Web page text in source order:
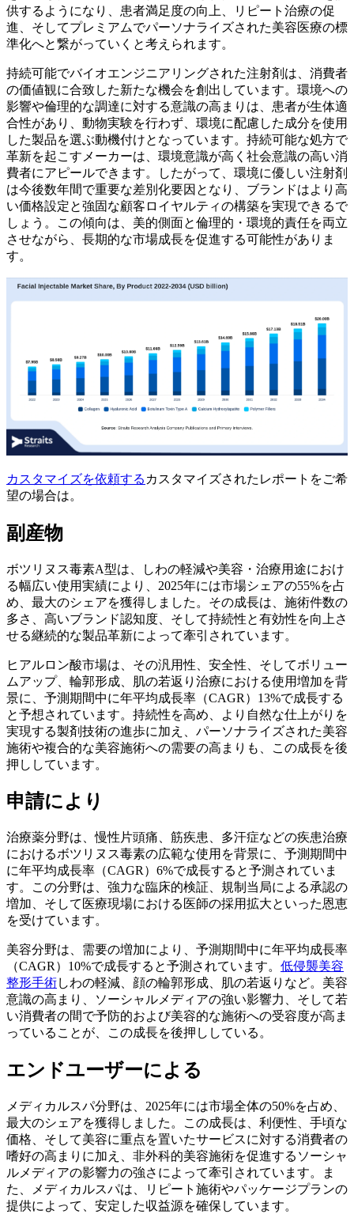
供するようになり、患者満足度の向上、リピート治療の促
進、そしてプレミアムでパーソナライズされた美容医療の標
準化へと繋がっていくと考えられます。
持続可能でバイオエンジニアリングされた注射剤は、消費者
の価値観に合致した新たな機会を創出しています。環境への
影響や倫理的な調達に対する意識の高まりは、患者が生体適
合性があり、動物実験を行わず、環境に配慮した成分を使用
した製品を選ぶ動機付けとなっています。持続可能な処方で
革新を起こすメーカーは、環境意識が高く社会意識の高い消
費者にアピールできます。したがって、環境に優しい注射剤
は今後数年間で重要な差別化要因となり、ブランドはより高
い価格設定と強固な顧客ロイヤルティの構築を実現できるで
しょう。この傾向は、美的側面と倫理的・環境的責任を両立
させながら、長期的な市場成長を促進する可能性がありま
す。
カスタマイズを依頼する カスタマイズされたレポートをご希
望の場合は。
副産物
ボツリヌス毒素A型は、しわの軽減や美容・治療用途におけ
る幅広い使用実績により、2025年には市場シェアの55%を占
め、最大のシェアを獲得しました。その成長は、施術件数の
多さ、高いブランド認知度、そして持続性と有効性を向上さ
せる継続的な製品革新によって牽引されています。
ヒアルロン酸市場は、その汎用性、安全性、そしてボリュー
ムアップ、輪郭形成、肌の若返り治療における使用増加を背
景に、予測期間中に年平均成長率（CAGR）13%で成長する
と予想されています。持続性を高め、より自然な仕上がりを
実現する製剤技術の進歩に加え、パーソナライズされた美容
施術や複合的な美容施術への需要の高まりも、この成長を後
押ししています。
申請により
治療薬分野は、慢性片頭痛、筋疾患、多汗症な​​どの疾患治療
におけるボツリヌス毒素の広範な使用を背景に、予測期間中
に年平均成長率（CAGR）6%で成長すると予測されていま
す。この分野は、強力な臨床的検証、規制当局による承認の
増加、そして医療現場における医師の採用拡大といった恩恵
を受けています。
美容分野は、需要の増加により、予測期間中に年平均成長率
（CAGR）10%で成長すると予測されています。 低侵襲美容
整形手術しわの軽減、顔の輪郭形成、肌の若返りなど。美容
意識の高まり、ソーシャルメディアの強い影響力、そして若
い消費者の間で予防的および美容的な施術への受容度が高ま
っていることが、この成長を後押ししている。
エンドユーザーによる
メディカルスパ分野は、2025年には市場全体の50%を占め、
最大のシェアを獲得しました。この成長は、利便性、手頃な
価格、そして美容に重点を置いたサービスに対する消費者の
嗜好の高まりに加え、非外科的美容施術を促進するソーシャ
ルメディアの影響力の強さによって牽引されています。ま
た、メディカルスパは、リピート施術やパッケージプランの
提供によって、安定した収益源を確保しています。